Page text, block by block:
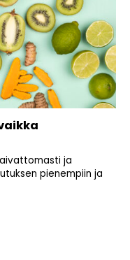
ja
pienempiin ja